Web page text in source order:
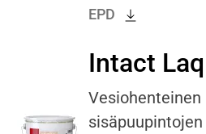
EPD
Intact
sisäpuupintojen